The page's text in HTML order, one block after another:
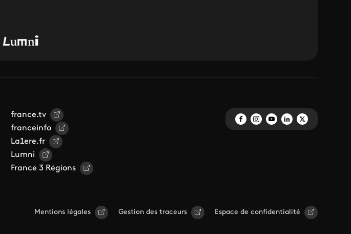
france.tv
franceinfo
La1ere.fr
Lumni
France 3 Régions
Mentions légales Gestion des traceurs Espace de confidentialité